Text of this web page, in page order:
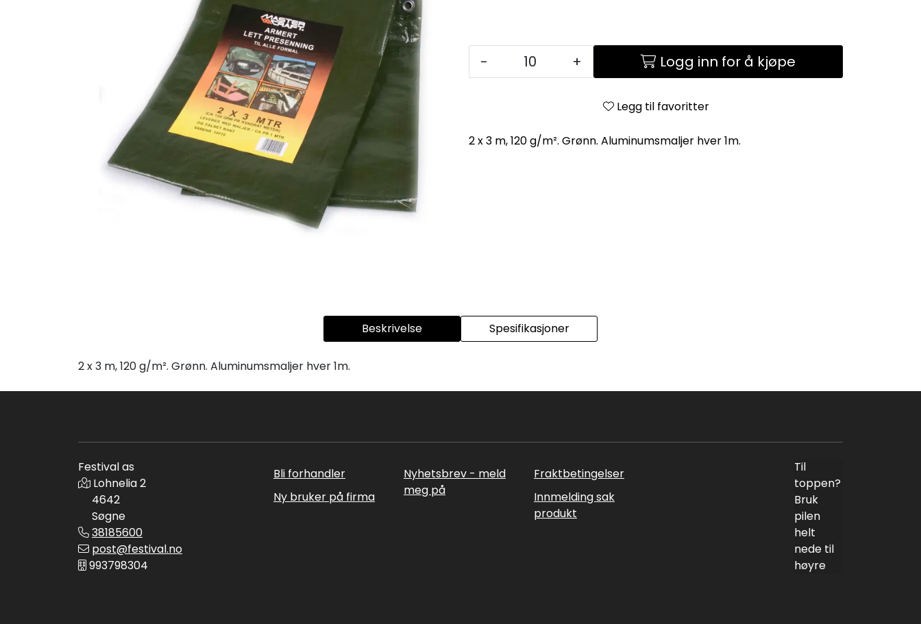
- + Logg inn for å kjøpe
Legg til favoritter
2 x 3 m, 120 g/m². Grønn. Aluminumsmaljer hver 1m.
Beskrivelse Spesifikasjoner
2 x 3 m, 120 g/m². Grønn. Aluminumsmaljer hver 1m.
Festival as
Lohnelia 2
4642
Søgne
38185600
post@festival.no
993798304
Bli forhandler
Ny bruker på firma
Nyhetsbrev - meld
meg på
Fraktbetingelser
Innmelding sak
produkt
Til
toppen?
Bruk
pilen
helt
nede til
høyre